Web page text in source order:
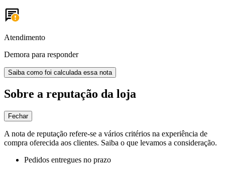
Atendimento
Demora para responder
Saiba como foi calculada essa nota
Sobre a reputação da loja
Fechar
A nota de reputação refere-se a vários critérios na experiência de
compra oferecida aos clientes. Saiba o que levamos a consideração.
Pedidos entregues no prazo